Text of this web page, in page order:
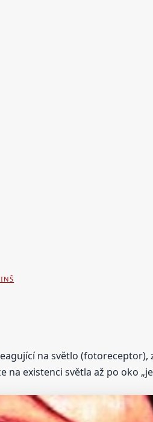
na světlo
na existenci světla až po oko